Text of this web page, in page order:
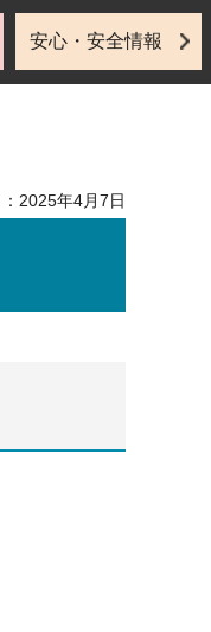
安心・安全情報
2025年4月7日